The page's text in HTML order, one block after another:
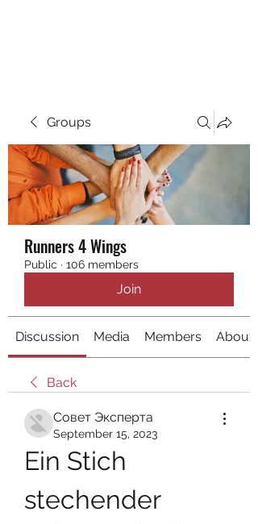
Groups
Runners 4 Wings
Public · 106 members
Join
Discussion Media Members About
Back
Совет Эксперта
September 15, 2023
Ein Stich
stechender